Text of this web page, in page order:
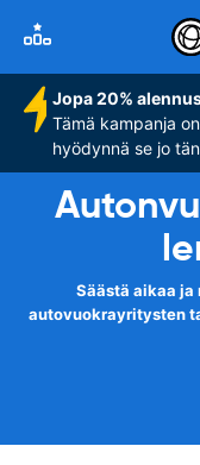
Jopa 20%
Tämä kampanja
hyödynnä se jo
Säästä aikaa ja
autovuokrayritysten